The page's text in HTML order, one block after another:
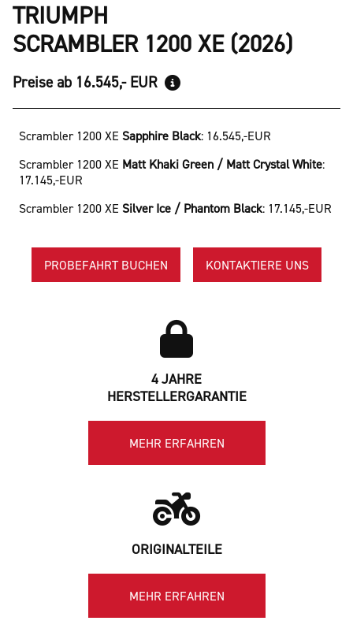
TRIUMPH
SCRAMBLER 1200 XE (2026)
Preise ab 16.545,- EUR
Scrambler 1200 XE Sapphire Black: 16.545,-EUR
Scrambler 1200 XE Matt Khaki Green / Matt Crystal White:
17.145,-EUR
Scrambler 1200 XE Silver Ice / Phantom Black: 17.145,-EUR
PROBEFAHRT BUCHEN KONTAKTIERE UNS
4 JAHRE
HERSTELLERGARANTIE
MEHR ERFAHREN
ORIGINALTEILE
MEHR ERFAHREN